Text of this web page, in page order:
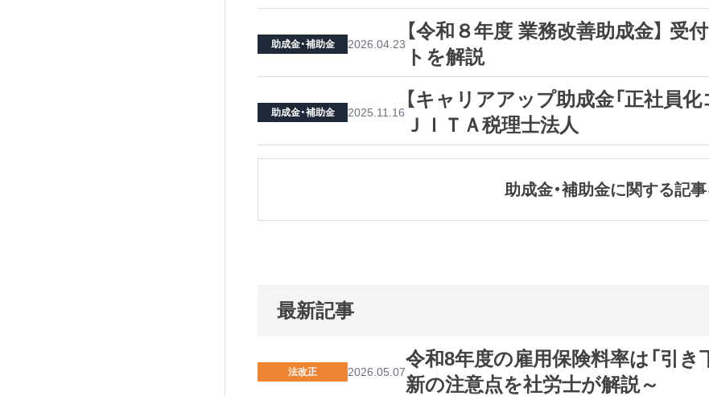
【令和８年度 業務改善助成金】
トを解説
助成金・補助金 2026.04.23
【キャリアアップ助成金「正社員化
ＪＩＴＡ税理士法人
助成金・補助金 2025.11.16
助成金・補助金に関する記
最新記事
令和8年度の雇用保険料率は「引
新の注意点を社労士が解説～
法改正 2026.05.07